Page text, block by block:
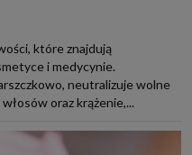
które znajdują
i medycynie.
neutralizuje wolne
oraz krążenie,...